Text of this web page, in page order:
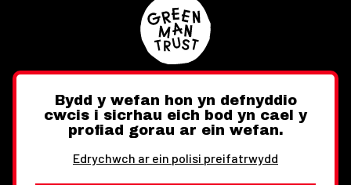
Twitter FacebookInstagram
Bydd y wefan hon yn defnyddio
cwcis i sicrhau eich bod yn cael y
profiad gorau ar ein wefan.
Edrychwch ar ein polisi preifatrwydd